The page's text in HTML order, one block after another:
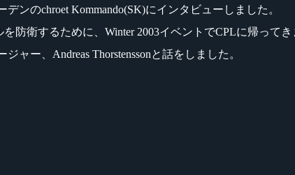
ンのchroet Kommando(SK)にインタビューしました。
防衛するために、Winter 2003イベントでCPLに帰って
ャー、Andreas Thorstenssonと話をしました。